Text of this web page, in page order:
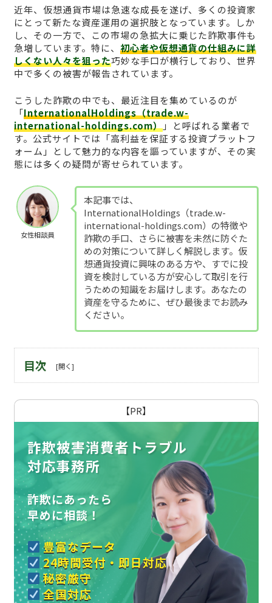
近年、仮想通貨市場は急速な成長を遂げ、多くの投資家
にとって新たな資産運用の選択肢となっています。しか
し、その一方で、この市場の急拡大に乗じた詐欺事件も
急増しています。特に、 初心者や仮想通貨の仕組みに詳
しくない人々を狙った巧妙な手口が横行しており、世界
中で多くの被害が報告されています。
こうした詐欺の中でも、最近注目を集めているのが
「InternationalHoldings（trade.w-
international-holdings.com）」と呼ばれる業者で
す。公式サイトでは「高利益を保証する投資プラットフ
ォーム」として魅力的な内容を謳っていますが、その実
態には多くの疑問が寄せられています。
女性相談員
本記事では、
InternationalHoldings（trade.w-
international-holdings.com）の特徴や
詐欺の手口、さらに被害を未然に防ぐた
めの対策について詳しく解説します。仮
想通貨投資に興味のある方や、すでに投
資を検討している方が安心して取引を行
うための知識をお届けします。あなたの
資産を守るために、ぜひ最後までお読み
ください。
目次
【PR】
詐欺被害消費者トラブル
対応事務所
詐欺にあったら
早めに相談！
豊富なデータ
24時間受付・即日対応
秘密厳守
全国対応